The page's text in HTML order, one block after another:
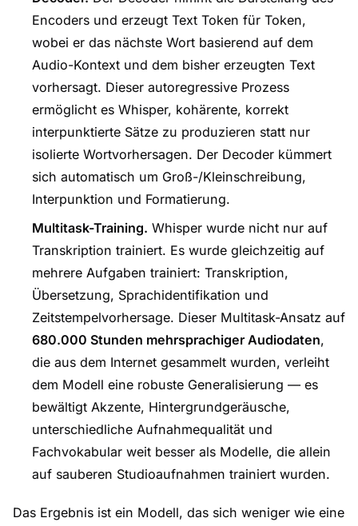
Encoders und erzeugt Text Token für Token,
wobei er das nächste Wort basierend auf dem
Audio-Kontext und dem bisher erzeugten Text
vorhersagt. Dieser autoregressive Prozess
ermöglicht es Whisper, kohärente, korrekt
interpunktierte Sätze zu produzieren statt nur
isolierte Wortvorhersagen. Der Decoder kümmert
sich automatisch um Groß-/Kleinschreibung,
Interpunktion und Formatierung.
Multitask-Training. Whisper wurde nicht nur auf
Transkription trainiert. Es wurde gleichzeitig auf
mehrere Aufgaben trainiert: Transkription,
Übersetzung, Sprachidentifikation und
Zeitstempelvorhersage. Dieser Multitask-Ansatz auf
680.000 Stunden mehrsprachiger Audiodaten,
die aus dem Internet gesammelt wurden, verleiht
dem Modell eine robuste Generalisierung — es
bewältigt Akzente, Hintergrundgeräusche,
unterschiedliche Aufnahmequalität und
Fachvokabular weit besser als Modelle, die allein
auf sauberen Studioaufnahmen trainiert wurden.
Das Ergebnis ist ein Modell, das sich weniger wie eine